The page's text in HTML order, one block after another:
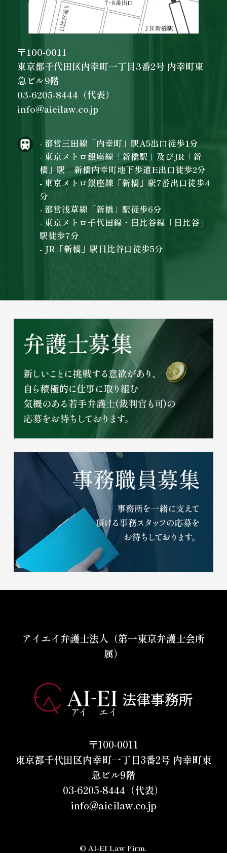
〒100-0011
東京都千代田区内幸町一丁目3番2号 内幸町東
急ビル9階
03-6205-8444（代表）
info@aieilaw.co.jp
- 都営三田線「内幸町」駅A5出口徒歩1分
- 東京メトロ銀座線「新橋駅」及びJR「新
橋」駅 新橋内幸町地下歩道E出口徒歩2分
- 東京メトロ銀座線「新橋」駅7番出口徒歩4
分
- 都営浅草線「新橋」駅徒歩6分
- 東京メトロ千代田線・日比谷線「日比谷」
駅徒歩7分
- JR「新橋」駅日比谷口徒歩5分
アイエイ弁護士法人（第一東京弁護士会所
属）
〒100-0011
東京都千代田区内幸町一丁目3番2号 内幸町東
急ビル9階
03-6205-8444（代表）
info@aieilaw.co.jp
© AI-EI Law Firm.